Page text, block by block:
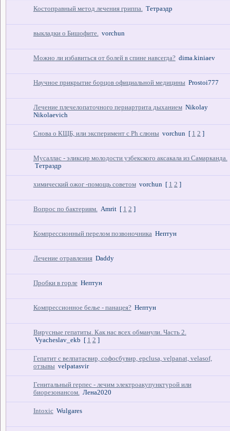
Костоправный метод лечения гриппа. Тетраэдр
выкладки о Бишофите. vorchun
Можно ли избавиться от болей в спине навсегда? dima.kiniaev
Научное прикрытие борцов официальной медицины Prostoi777
Лечение плечелопаточного периартрита дыханием Nikolay
Nikolaevich
Снова о КЩБ, или эксперимент с Ph слюны vorchun [ 1 2 ]
Мусаллас - эликсир молодости узбекского аксакала из Самарканда.
Тетраэдр
химический ожог -помощь советом vorchun [ 1 2 ]
Вопрос по бактериям. Amrit [ 1 2 ]
Компрессионный перелом позвоночника Нептун
Лечение отравления Daddy
Пробки в горле Нептун
Компрессионное белье - панацея? Нептун
Вирусные гепатиты. Как нас всех обманули. Часть 2.
Vyacheslav_ekb
[ 1 2 ]
Гепатит с велпатасвир, софосбувир, epclusa, velpanat, velasof,
отзывы velpatasvir
Генитальный герпес - лечим электроакупунктурой или
биорезонансом. Лена2020
Intoxic Wulgares